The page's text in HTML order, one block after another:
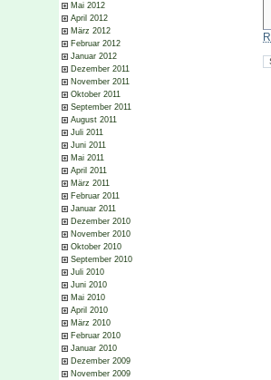
Mai 2012
April 2012
März 2012
Februar 2012
Januar 2012
Dezember 2011
November 2011
Oktober 2011
September 2011
August 2011
Juli 2011
Juni 2011
Mai 2011
April 2011
März 2011
Februar 2011
Januar 2011
Dezember 2010
November 2010
Oktober 2010
September 2010
Juli 2010
Juni 2010
Mai 2010
April 2010
März 2010
Februar 2010
Januar 2010
Dezember 2009
November 2009